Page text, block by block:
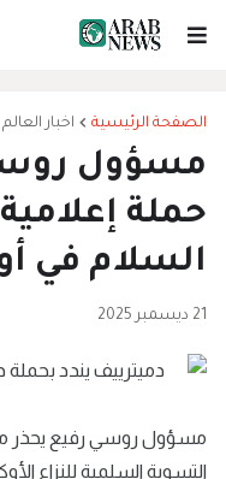
الصفحة الرئيسية اخبار العالم
مسؤول
حملة
السلام في
21 ديسمبر 2025
مسؤول روسي رفيع يحذر
التسوية السلمية للنزاع